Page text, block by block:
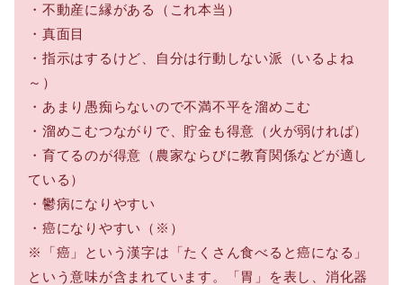
・不動産に縁がある（これ本当）
・真面目
・指示はするけど、自分は行動しない派（いるよね
～）
・あまり愚痴らないので不満不平を溜めこむ
・溜めこむつながりで、貯金も得意（火が弱ければ）
・育てるのが得意（農家ならびに教育関係などが適し
ている）
・鬱病になりやすい
・癌になりやすい（※）
※「癌」という漢字は「たくさん食べると癌になる」
という意味が含まれています。「胃」を表し、消化器